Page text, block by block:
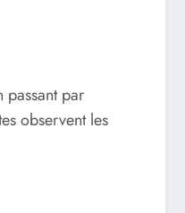
passant par
observent les